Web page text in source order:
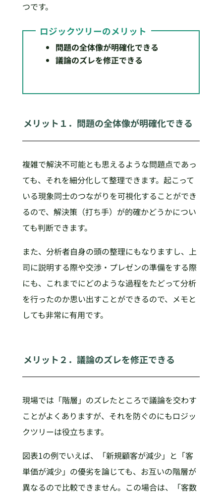
つです。
ロジックツリーのメリット
問題の全体像が明確化できる
議論のズレを修正できる
メリット１．問題の全体像が明確化できる
複雑で解決不可能とも思えるような問題点であっ
ても、それを細分化して整理できます。起こって
いる現象同士のつながりを可視化することができ
るので、解決策（打ち手）が的確かどうかについ
ても判断できます。
また、分析者自身の頭の整理にもなりますし、上
司に説明する際や交渉・プレゼンの準備をする際
にも、これまでにどのような過程をたどって分析
を行ったのか思い出すことができるので、メモと
しても非常に有用です。
メリット２．議論のズレを修正できる
現場では「階層」のズレたところで議論を交わす
ことがよくありますが、それを防ぐのにもロジッ
クツリーは役立ちます。
図表1の例でいえば、「新規顧客が減少」と「客
単価が減少」の優劣を論じても、お互いの階層が
異なるので比較できません。この場合は、「客数